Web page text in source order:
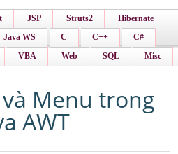
JSP Struts2
Hibernate
Java WS C C++
C#
VBA Web SQL Misc
Menu trong
AWT